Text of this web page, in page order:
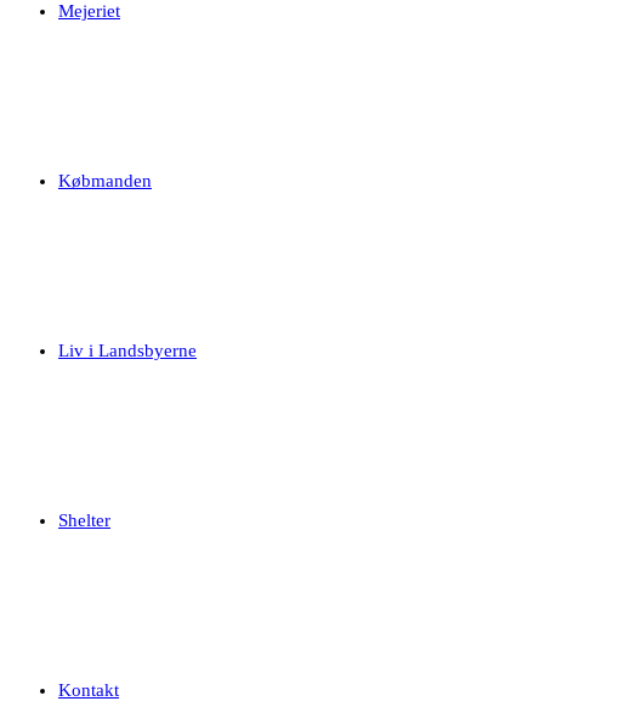
Mejeriet
Købmanden
Liv i Landsbyerne
Shelter
Kontakt